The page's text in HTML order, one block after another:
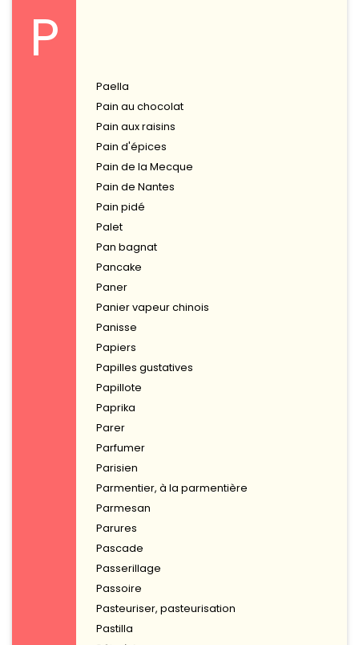
P
Paella
Pain au chocolat
Pain aux raisins
Pain d'épices
Pain de la Mecque
Pain de Nantes
Pain pidé
Palet
Pan bagnat
Pancake
Paner
Panier vapeur chinois
Panisse
Papiers
Papilles gustatives
Papillote
Paprika
Parer
Parfumer
Parisien
Parmentier, à la parmentière
Parmesan
Parures
Pascade
Passerillage
Passoire
Pasteuriser, pasteurisation
Pastilla